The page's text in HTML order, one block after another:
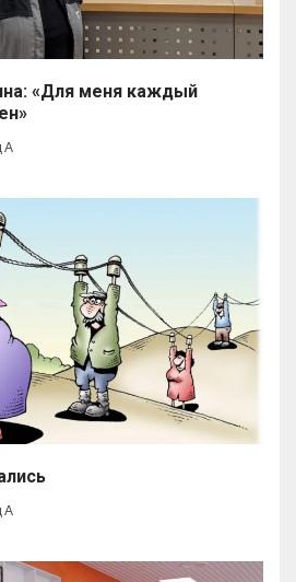
«Для меня каждый
А
А